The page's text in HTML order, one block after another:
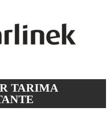
TARIMA